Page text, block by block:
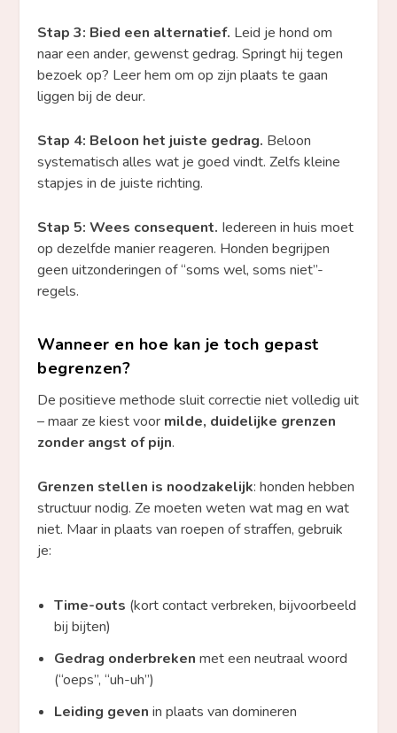
Stap 3: Bied een alternatief. Leid je hond om
naar een ander, gewenst gedrag. Springt hij tegen
bezoek op? Leer hem om op zijn plaats te gaan
liggen bij de deur.
Stap 4: Beloon het juiste gedrag. Beloon
systematisch alles wat je goed vindt. Zelfs kleine
stapjes in de juiste richting.
Stap 5: Wees consequent. Iedereen in huis moet
op dezelfde manier reageren. Honden begrijpen
geen uitzonderingen of “soms wel, soms niet”-
regels.
Wanneer en hoe kan je toch gepast
begrenzen?
De positieve methode sluit correctie niet volledig uit
– maar ze kiest voor milde, duidelijke grenzen
zonder angst of pijn.
Grenzen stellen is noodzakelijk: honden hebben
structuur nodig. Ze moeten weten wat mag en wat
niet. Maar in plaats van roepen of straffen, gebruik
je:
Time-outs (kort contact verbreken, bijvoorbeeld
bij bijten)
Gedrag onderbreken met een neutraal woord
(“oeps”, “uh-uh”)
Leiding geven in plaats van domineren